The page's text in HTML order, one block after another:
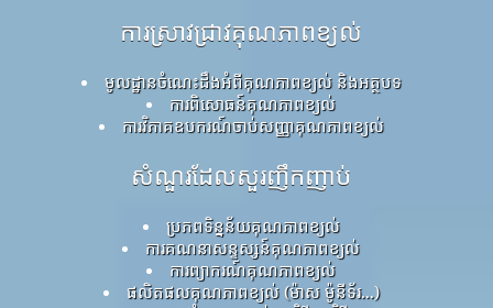
ការស្រាវជ្រាវគុណភាពខ្យល់
មូលដ្ឋានចំណេះដឹងអំពីគុណភាពខ្យល់ និងអត្ថបទ
ការពិសោធន៍គុណភាពខ្យល់
ការវិភាគឧបករណ៍ចាប់សញ្ញាគុណភាពខ្យល់
សំណួរដែលសួរញឹកញាប់
ប្រភពទិន្នន័យគុណភាពខ្យល់
ការគណនាសន្ទស្សន៍គុណភាពខ្យល់
ការព្យាករណ៍គុណភាពខ្យល់
ផលិតផលគុណភាពខ្យល់ (ម៉ាស ម៉ូនីទ័រ...)